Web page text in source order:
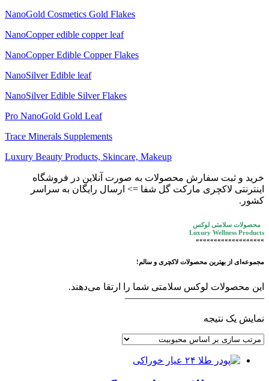
NanoGold Cosmetics Gold Flakes
NanoCopper edible copper leaf
NanoCopper Edible Copper Flakes
NanoSilver Edible leaf
NanoSilver Edible Silver Flakes
Pro NanoGold Gold Leaf
Trace Minerals Supplements
Luxury Beauty Products, Skincare, Makeup
خرید و ثبت سفارش محصولات به صورت آنلاین در فروشگاه
اینترنتی لاکچری مارکت گل شفا => ارسال رایگان به سراسر
کشور.
محصولات سلامتی لوکس
Luxury Wellness Products
»»»»»»»»»»»»»»»»»»»
مجموعه‌ای از بهترین محصولات لاکچری و سالم!
این محصولات لوکس سلامتی شما را ارتقا می‌دهند.
——————————————–
نمایش یک نتیجه